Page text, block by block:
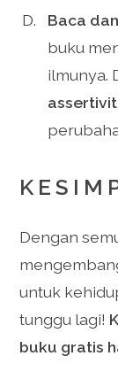
Baca
buku
ilmunya.
Dengan
untuk
tunggu lagi!
buku gratis